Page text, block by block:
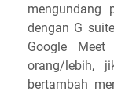
mengundang
dengan G
Google
orang/lebih,
bertambah